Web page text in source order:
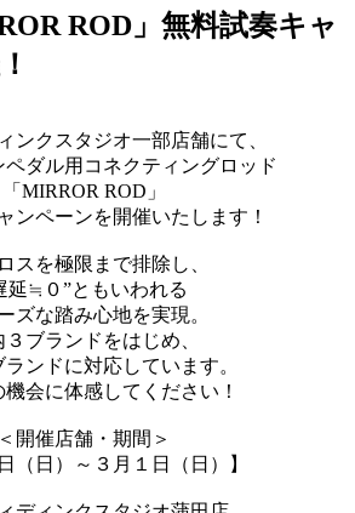
ROD」無料試奏キャ
ンクスタジオ一部店舗にて、
ダル用コネクティングロッド
「MIRROR ROD」
ンペーンを開催いたします！
スを極限まで排除し、
延≒０”ともいわれる
ズな踏み心地を実現。
３ブランドをはじめ、
ンドに対応しています。
会に体感してください！
＜開催店舗・期間＞
（日）～３月１日（日）】